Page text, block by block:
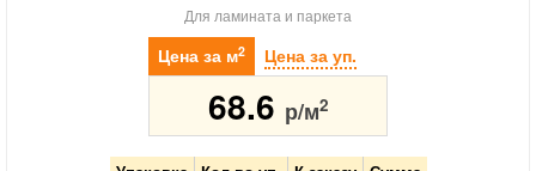
Для ламината и паркета
Цена за м2 Цена за уп.
68.6 р/м2